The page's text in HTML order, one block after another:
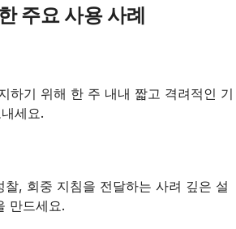
주요 사용 사례
하기 위해 한 주 내내 짧고 격려적인 기
세요.
, 회중 지침을 전달하는 사려 깊은 설
만드세요.